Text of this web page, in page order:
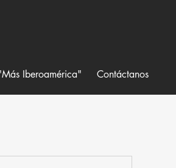
Iberoamérica" Contáctanos